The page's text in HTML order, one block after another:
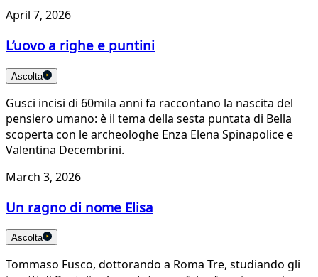
April 7, 2026
L’uovo a righe e puntini
Ascolta
Gusci incisi di 60mila anni fa raccontano la nascita del
pensiero umano: è il tema della sesta puntata di Bella
scoperta con le archeologhe Enza Elena Spinapolice e
Valentina Decembrini.
March 3, 2026
Un ragno di nome Elisa
Ascolta
Tommaso Fusco, dottorando a Roma Tre, studiando gli